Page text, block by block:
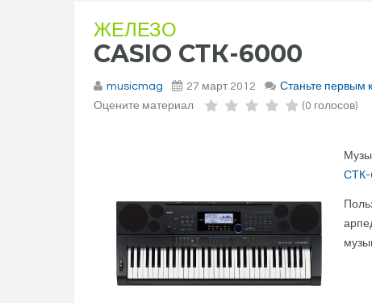
ЖЕЛЕЗО
CASIO СТК-6000
musicmag 27 март 2012
Станьте первым
Оцените материал
(0 голосов)
СТК-